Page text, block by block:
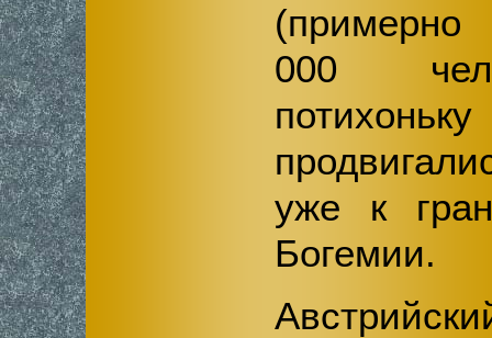
000
потихоньку
уже к
Богемии.